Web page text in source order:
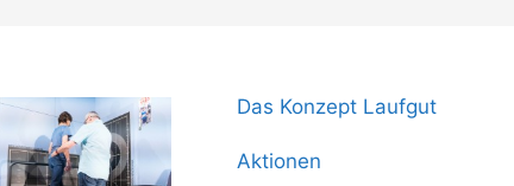
Das Konzept Laufgut
Aktionen